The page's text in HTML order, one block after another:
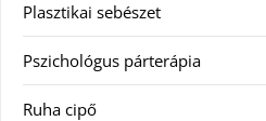
Plasztikai sebészet
Pszichológus párterápia
Ruha cipő